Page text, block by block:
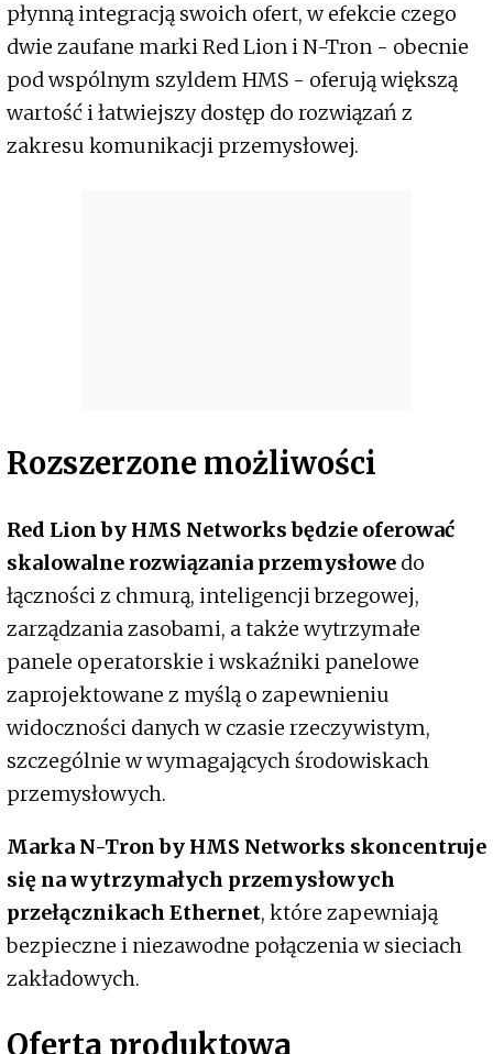
płynną integracją swoich ofert, w efekcie czego
dwie zaufane marki Red Lion i N-Tron - obecnie
pod wspólnym szyldem HMS - oferują większą
wartość i łatwiejszy dostęp do rozwiązań z
zakresu komunikacji przemysłowej.
Rozszerzone możliwości
Red Lion by HMS Networks będzie oferować
skalowalne rozwiązania przemysłowe do
łączności z chmurą, inteligencji brzegowej,
zarządzania zasobami, a także wytrzymałe
panele operatorskie i wskaźniki panelowe
zaprojektowane z myślą o zapewnieniu
widoczności danych w czasie rzeczywistym,
szczególnie w wymagających środowiskach
przemysłowych.
Marka N-Tron by HMS Networks skoncentruje
się na wytrzymałych przemysłowych
przełącznikach Ethernet, które zapewniają
bezpieczne i niezawodne połączenia w sieciach
zakładowych.
Oferta produktowa